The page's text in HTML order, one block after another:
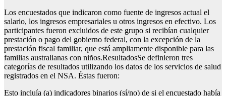
Los encuestados que indicaron como fuente de ingresos actual el
salario, los ingresos empresariales u otros ingresos en efectivo. Los
participantes fueron excluidos de este grupo si recibían cualquier
prestación o pago del gobierno federal, con la excepción de la
prestación fiscal familiar, que está ampliamente disponible para las
familias australianas con niños.ResultadosSe definieron tres
categorías de resultados utilizando los datos de los servicios de salud
registrados en el NSA. Éstas fueron:
Esto incluía (a) indicadores binarios (sí/no) de si el encuestado había